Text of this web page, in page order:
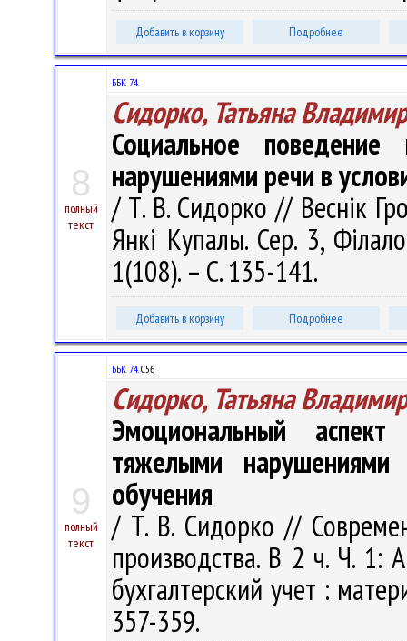
Добавить в корзину Подробнее
8
полный
текст
ББК 74.
Сидорко, Татьяна
Социальное
нарушениями речи в
/ Т. В. Сидорко // Веснік
Янкі Купалы. Сер. 3,
1(108). – С. 135-141.
Добавить в корзину Подробнее
9
полный
текст
ББК 74.С56
Сидорко, Татьяна
Эмоциональный
тяжелыми нарушениями
обучения
/ Т. В. Сидорко //
производства. В 2 ч. Ч. 1:
бухгалтерский учет :
357-359.